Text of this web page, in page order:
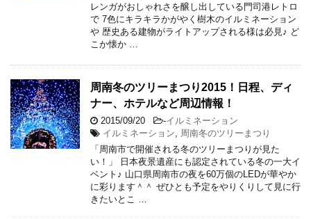
レンガがおしゃれさを醸し出している門司港レトロ
で 7色にキラキラかがやく樹木のイルミネーション
や 歴史ある建物がライトアップされる様は必見♪ ど
こか懐か …
周南冬のツリーまつり2015！日程、ディ
ナー、ホテルなど周辺情報！
2015/09/20 -イルミネーション
イルミネーション
周南冬のツリーまつり
「周南市で開催される冬のツリーまつりが見た
い！」 日本夜景遺産にも認定されている冬の一大イ
ベント♪ 山口県周南市の夜を60万個のLEDが華やか
に彩ります＾＾ ぜひとも予定をやりくりして見に行
きたいとこ …